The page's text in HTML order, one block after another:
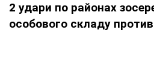
2 удари по районах
особового складу